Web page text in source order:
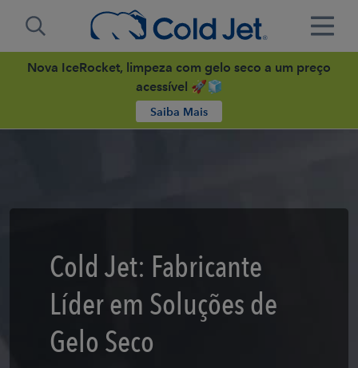
Nova IceRocket, limpeza com gelo seco a um preço
acessível 🚀🧊
Saiba Mais
Cold Jet: Fabricante
Líder em Soluções de
Gelo Seco